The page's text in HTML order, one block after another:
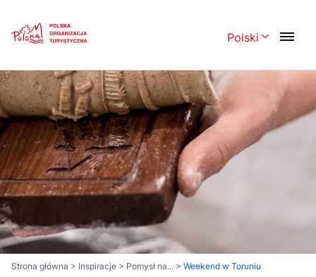
Polski
Polski English
Česká 中国
Dansk Deutsch
Español Français
Magyar
Nederlands 日本語
Português Norsk
Strona główna > Inspiracje > Pomysł na... > Weekend w Toruniu